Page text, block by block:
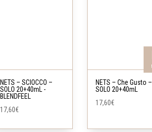
NETS – SCIOCCO –
SOLO 20+40mL -
BLENDFEEL
17,60€
NETS – Che Gusto –
SOLO 20+40mL
17,60€